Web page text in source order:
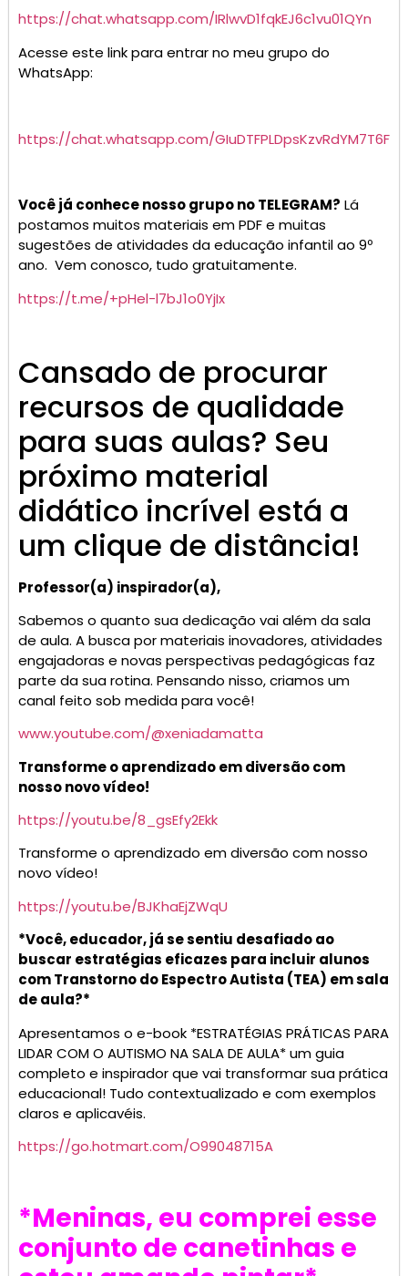
https://chat.whatsapp.com/IRlwvD1fqkEJ6c1vu01QYn
Acesse este link para entrar no meu grupo do
WhatsApp:
https://chat.whatsapp.com/GIuDTFPLDpsKzvRdYM7T6F
Você já conhece nosso grupo no TELEGRAM? Lá
postamos muitos materiais em PDF e muitas
sugestões de atividades da educação infantil ao 9º
ano. Vem conosco, tudo gratuitamente.
https://t.me/+pHel-l7bJ1o0YjIx
Cansado de procurar
recursos de qualidade
para suas aulas? Seu
próximo material
didático incrível está a
um clique de distância!
Professor(a) inspirador(a),
Sabemos o quanto sua dedicação vai além da sala
de aula. A busca por materiais inovadores, atividades
engajadoras e novas perspectivas pedagógicas faz
parte da sua rotina. Pensando nisso, criamos um
canal feito sob medida para você!
www.youtube.com/@xeniadamatta
Transforme o aprendizado em diversão com
nosso novo vídeo!
https://youtu.be/8_gsEfy2Ekk
Transforme o aprendizado em diversão com nosso
novo vídeo!
https://youtu.be/BJKhaEjZWqU
*Você, educador, já se sentiu desafiado ao
buscar estratégias eficazes para incluir alunos
com Transtorno do Espectro Autista (TEA) em sala
de aula?*
Apresentamos o e-book *ESTRATÉGIAS PRÁTICAS PARA
LIDAR COM O AUTISMO NA SALA DE AULA* um guia
completo e inspirador que vai transformar sua prática
educacional! Tudo contextualizado e com exemplos
claros e aplicavéis.
https://go.hotmart.com/O99048715A
*Meninas, eu comprei esse
conjunto de canetinhas e